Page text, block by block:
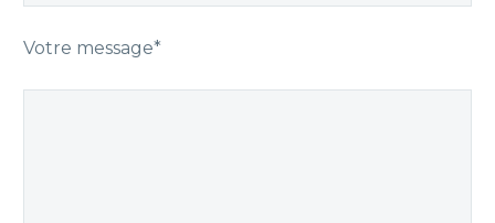
Votre message*